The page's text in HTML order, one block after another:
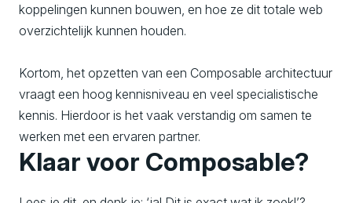
koppelingen kunnen bouwen, en hoe ze dit totale web
overzichtelijk kunnen houden.
Kortom, het opzetten van een Composable architectuur
vraagt een hoog kennisniveau en veel specialistische
kennis. Hierdoor is het vaak verstandig om samen te
werken met een ervaren partner.
Klaar voor Composable?